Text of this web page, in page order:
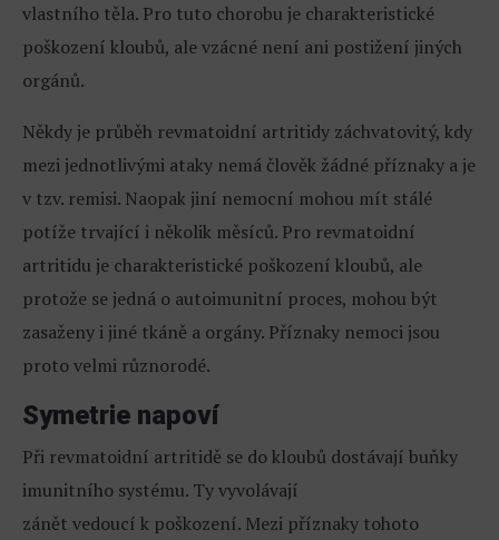
vlastního těla. Pro tuto chorobu je charakteristické
poškození kloubů, ale vzácné není ani postižení jiných
orgánů.
Někdy je průběh revmatoidní artritidy záchvatovitý, kdy
mezi jednotlivými ataky nemá člověk žádné příznaky a je
v tzv. remisi. Naopak jiní nemocní mohou mít stálé
potíže trvající i několik měsíců. Pro revmatoidní
artritidu je charakteristické poškození kloubů, ale
protože se jedná o autoimunitní proces, mohou být
zasaženy i jiné tkáně a orgány. Příznaky nemoci jsou
proto velmi různorodé.
Symetrie napoví
Při revmatoidní artritidě se do kloubů dostávají buňky
imunitního systému. Ty vyvolávají
zánět vedoucí k poškození. Mezi příznaky tohoto